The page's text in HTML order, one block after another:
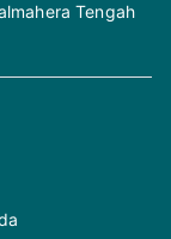
Tengah